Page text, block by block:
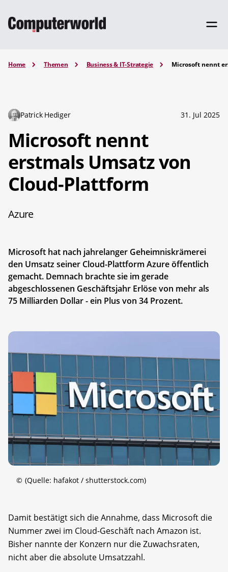
Home Themen Business & IT-Strategie Microsoft nennt
Patrick Hediger 31. Jul 2025
Microsoft nennt
erstmals Umsatz von
Cloud-Plattform
Azure
Microsoft hat nach jahrelanger Geheimniskrämerei
den Umsatz seiner Cloud-Plattform Azure öffentlich
gemacht. Demnach brachte sie im gerade
abgeschlossenen Geschäftsjahr Erlöse von mehr als
75 Milliarden Dollar - ein Plus von 34 Prozent.
© (Quelle: hafakot / shutterstock.com)
Damit bestätigt sich die Annahme, dass Microsoft die
Nummer zwei im Cloud-Geschäft nach Amazon ist.
Bisher nannte der Konzern nur die Zuwachsraten,
nicht aber die absolute Umsatzzahl.